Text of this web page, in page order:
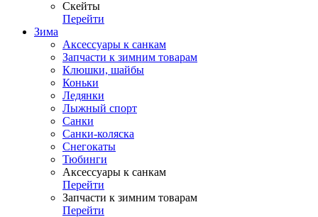
Скейты
Перейти
Зима
Аксессуары к санкам
Запчасти к зимним товарам
Клюшки, шайбы
Коньки
Ледянки
Лыжный спорт
Санки
Санки-коляска
Снегокаты
Тюбинги
Аксессуары к санкам
Перейти
Запчасти к зимним товарам
Перейти